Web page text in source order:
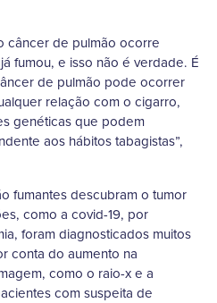
câncer de pulmão ocorre
fumou, e isso não é verdade. É
de pulmão pode ocorrer
relação com o cigarro,
genéticas que podem
aos hábitos tabagistas”,
fumantes descubram o tumor
como a covid-19, por
foram diagnosticados muitos
conta do aumento na
como o raio-x e a
com suspeita de